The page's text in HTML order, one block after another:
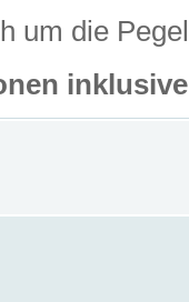
um die